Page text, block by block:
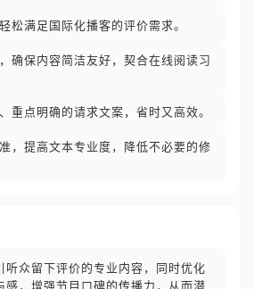
松满足国际化播客的评价需求。
确保内容简洁友好，契合在线阅读习
重点明确的请求文案，省时又高效。
，提高文本专业度，降低不必要的修
听众留下评价的专业内容，同时优化
感，增强节目口碑的传播力，从而潜